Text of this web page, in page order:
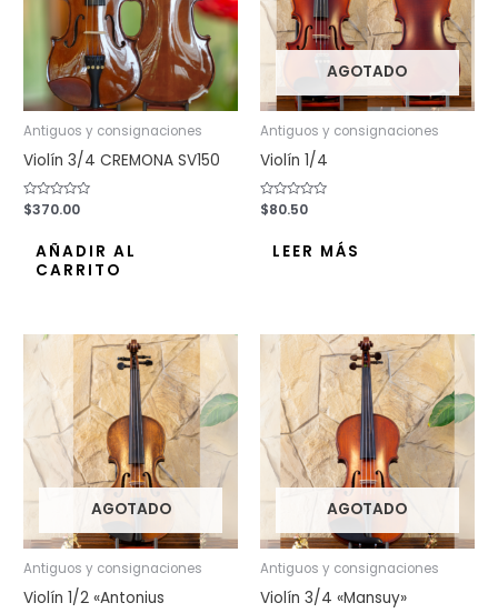
Antiguos y consignaciones
Violín 3/4 CREMONA SV150
Valorado
con
$370.00
AÑADIR AL
CARRITO
AGOTADO
Antiguos y consignaciones
Violín 1/4
Valorado
con
$80.50
LEER MÁS
AGOTADO
Antiguos y consignaciones
Violín 1/2 «Antonius
AGOTADO
Antiguos y consignaciones
Violín 3/4 «Mansuy»